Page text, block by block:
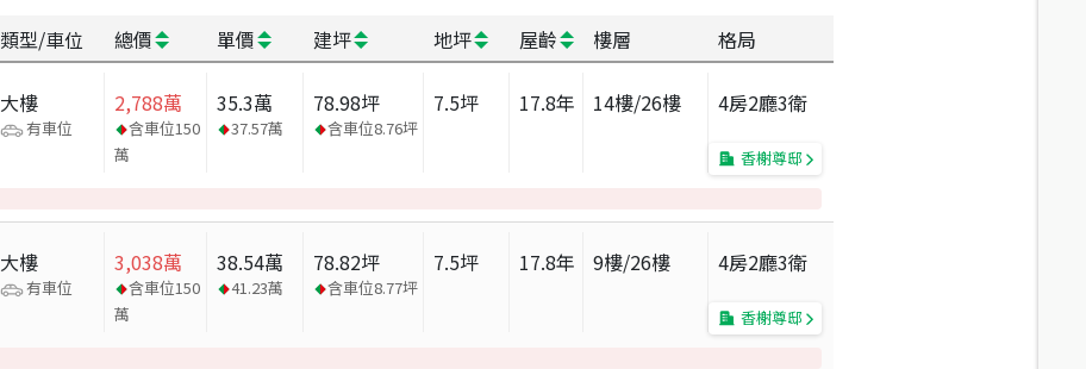
類型/車位 總價 單價 建坪 地坪 屋齡 樓層 格局
大樓
有車位
2,788萬
含車位150
萬
35.3萬
37.57萬
78.98坪
含車位8.76坪
7.5坪 17.8年 14樓/26樓 4房2廳3衛
香榭尊邸
大樓
有車位
3,038萬
含車位150
萬
38.54萬
41.23萬
78.82坪
含車位8.77坪
7.5坪 17.8年 9樓/26樓 4房2廳3衛
香榭尊邸